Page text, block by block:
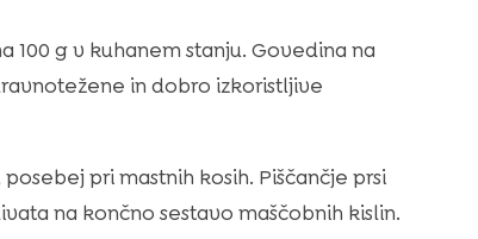
100 g v kuhanem stanju. Govedina na
in dobro izkoristljive
pri mastnih kosih. Piščančje prsi
na končno sestavo maščobnih kislin.